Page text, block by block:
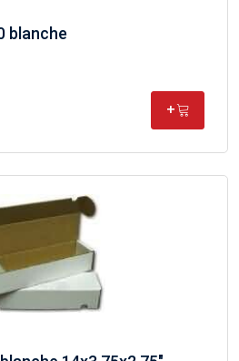
blanche
+